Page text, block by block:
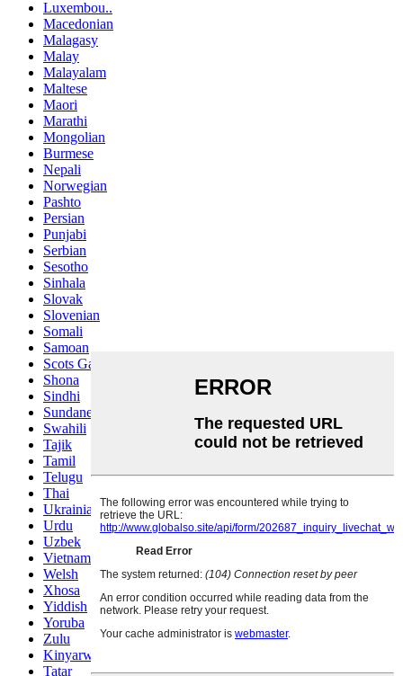
Luxembou..
Macedonian
Malagasy
Malay
Malayalam
Maltese
Maori
Marathi
Mongolian
Burmese
Nepali
Norwegian
Pashto
Persian
Punjabi
Serbian
Sesotho
Sinhala
Slovak
Slovenian
Somali
Samoan
Scots Gaelic
Shona
Sindhi
Sundanese
Swahili
Tajik
Tamil
Telugu
Thai
Ukrainian
Urdu
Uzbek
Vietnamese
Welsh
Xhosa
Yiddish
Yoruba
Zulu
Kinyarwanda
Tatar